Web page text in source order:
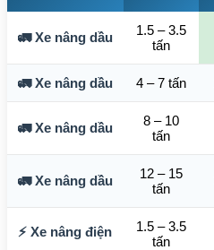
🚛 Xe nâng dầu
1.5 – 3.5
tấn
🚛 Xe nâng dầu 4 – 7 tấn
🚛 Xe nâng dầu
8 – 10
tấn
🚛 Xe nâng dầu
12 – 15
tấn
⚡ Xe nâng điện
1.5 – 3.5
tấn